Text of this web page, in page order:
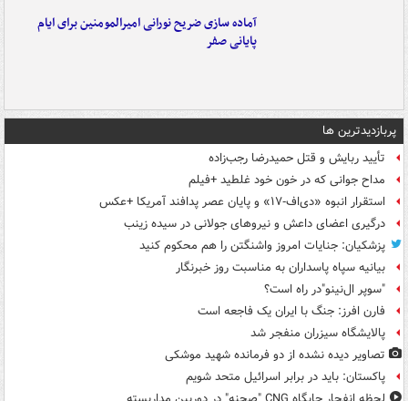
آماده سازی ضریح نورانی امیرالمومنین برای ایام
پایانی صفر
پربازدیدترین ها
تأیید ربایش و قتل حمیدرضا رجب‌زاده
مداح جوانی که در خون خود غلطید +فیلم
استقرار انبوه «دی‌اف‑۱۷» و پایان عصر پدافند آمریکا +عکس
درگیری اعضای داعش و نیروهای جولانی در سیده زینب
پزشکیان: جنایات امروز واشنگتن را هم محکوم کنید
بیانیه سپاه پاسداران به مناسبت روز خبرنگار
"سوپر ال‌نینو"در راه است؟
فارن افرز: جنگ با ایران یک فاجعه است
پالایشگاه سیزران منفجر شد
تصاویر دیده‌ نشده از دو فرمانده شهید موشکی
پاکستان: باید در برابر اسرائیل متحد شویم